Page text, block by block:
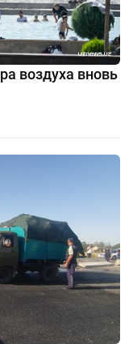
воздуха вновь